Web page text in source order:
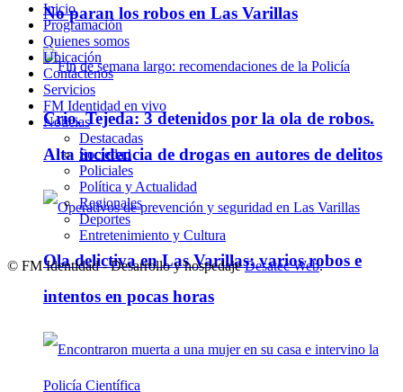
No paran los robos en Las Varillas
Crio. Tejeda: 3 detenidos por la ola de robos.
Alta incidencia de drogas en autores de delitos
Ola delictiva en Las Varillas: varios robos e
intentos en pocas horas
Inicio
Programación
Quienes somos
Ubicación
Contáctenos
Servicios
FM Identidad en vivo
Noticias
Destacadas
Sociedad
Policiales
Política y Actualidad
Regionales
Deportes
Entretenimiento y Cultura
© FM Identidad - Desarrollo y hospedajeDesatec Web.